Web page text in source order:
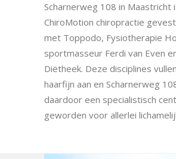
Scharnerweg 108 in Maastricht
ChiroMotion chiropractie
met Toppodo, Fysiotherapie
sportmasseur Ferdi van Even
Diëtheek. Deze disciplines
haarfijn aan en Scharnerweg
daardoor een specialistisch
geworden voor allerlei